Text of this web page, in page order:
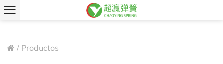
/ Productos